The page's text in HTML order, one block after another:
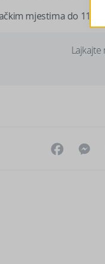
mjestima do
Lajkajte